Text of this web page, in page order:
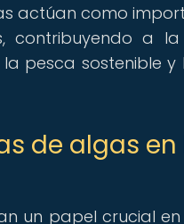
actúan como
contribuyendo a
pesca sostenible
de algas
un papel crucial